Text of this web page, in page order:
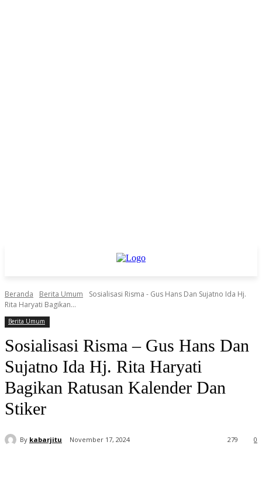
Beranda Berita Umum
Sosialisasi Risma - Gus Hans Dan Sujatno Ida Hj.
Rita Haryati Bagikan...
Berita Umum
Sosialisasi Risma – Gus Hans Dan
Sujatno Ida Hj. Rita Haryati
Bagikan Ratusan Kalender Dan
Stiker
By kabarjitu November 17, 2024 0
279